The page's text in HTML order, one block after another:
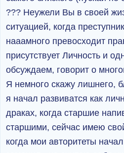
??? Неужели Вы в своей
ситуацией, когда
нааамного превосходит
присутствует Личность и
обсуждаем, говорит о
Я немного скажу лишнего,
я начал развиватся как
драках, когда старшие
старшими, сейчас имею
когда мои авторитеты